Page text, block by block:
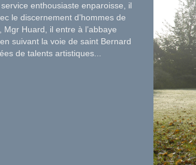
enthousiaste enparoisse, il
le discernement d’hommes de
Huard, il entre à l’abbaye
suivant la voie de saint Bernard
de talents artistiques...